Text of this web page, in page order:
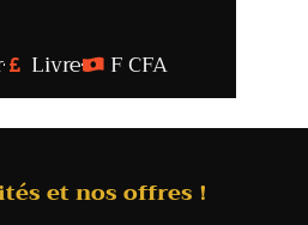
Livre F CFA
et nos offres !